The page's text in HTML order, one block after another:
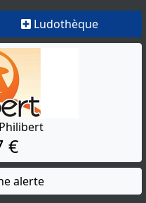
Ludothèque
€
alerte